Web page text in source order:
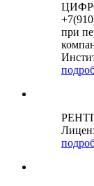
при